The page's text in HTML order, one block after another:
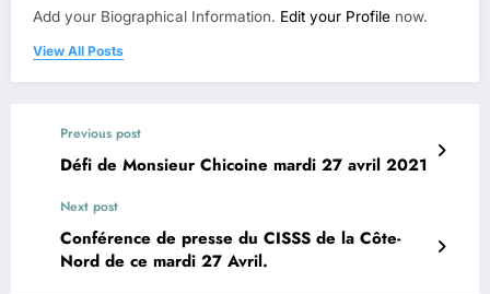
Add your Biographical Information. Edit your Profile now.
View All Posts
Previous post
Défi de Monsieur Chicoine mardi 27 avril 2021
Next post
Conférence de presse du CISSS de la Côte-
Nord de ce mardi 27 Avril.